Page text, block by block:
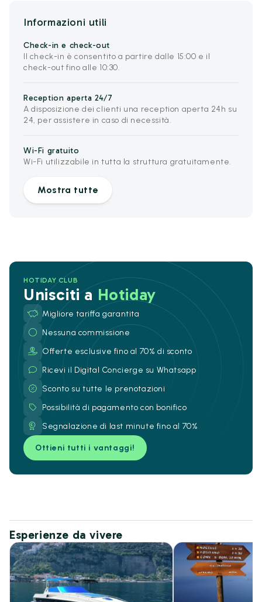
Informazioni utili
Check-in e check-out
Il check-in è consentito a partire dalle 15:00 e il
check-out fino alle 10:30.
Reception aperta 24/7
A disposizione dei clienti una reception aperta 24h su
24, per assistere in caso di necessità.
Wi-Fi gratuito
Wi-Fi utilizzabile in tutta la struttura gratuitamente.
Mostra tutte
HOTIDAY CLUB
Unisciti a Hotiday
Migliore tariffa garantita
Nessuna commissione
Offerte esclusive fino al 70% di sconto
Ricevi il Digital Concierge su Whatsapp
Sconto su tutte le prenotazioni
Possibilità di pagamento con bonifico
Segnalazione di last minute fino al 70%
Ottieni tutti i vantaggi!
Esperienze da vivere